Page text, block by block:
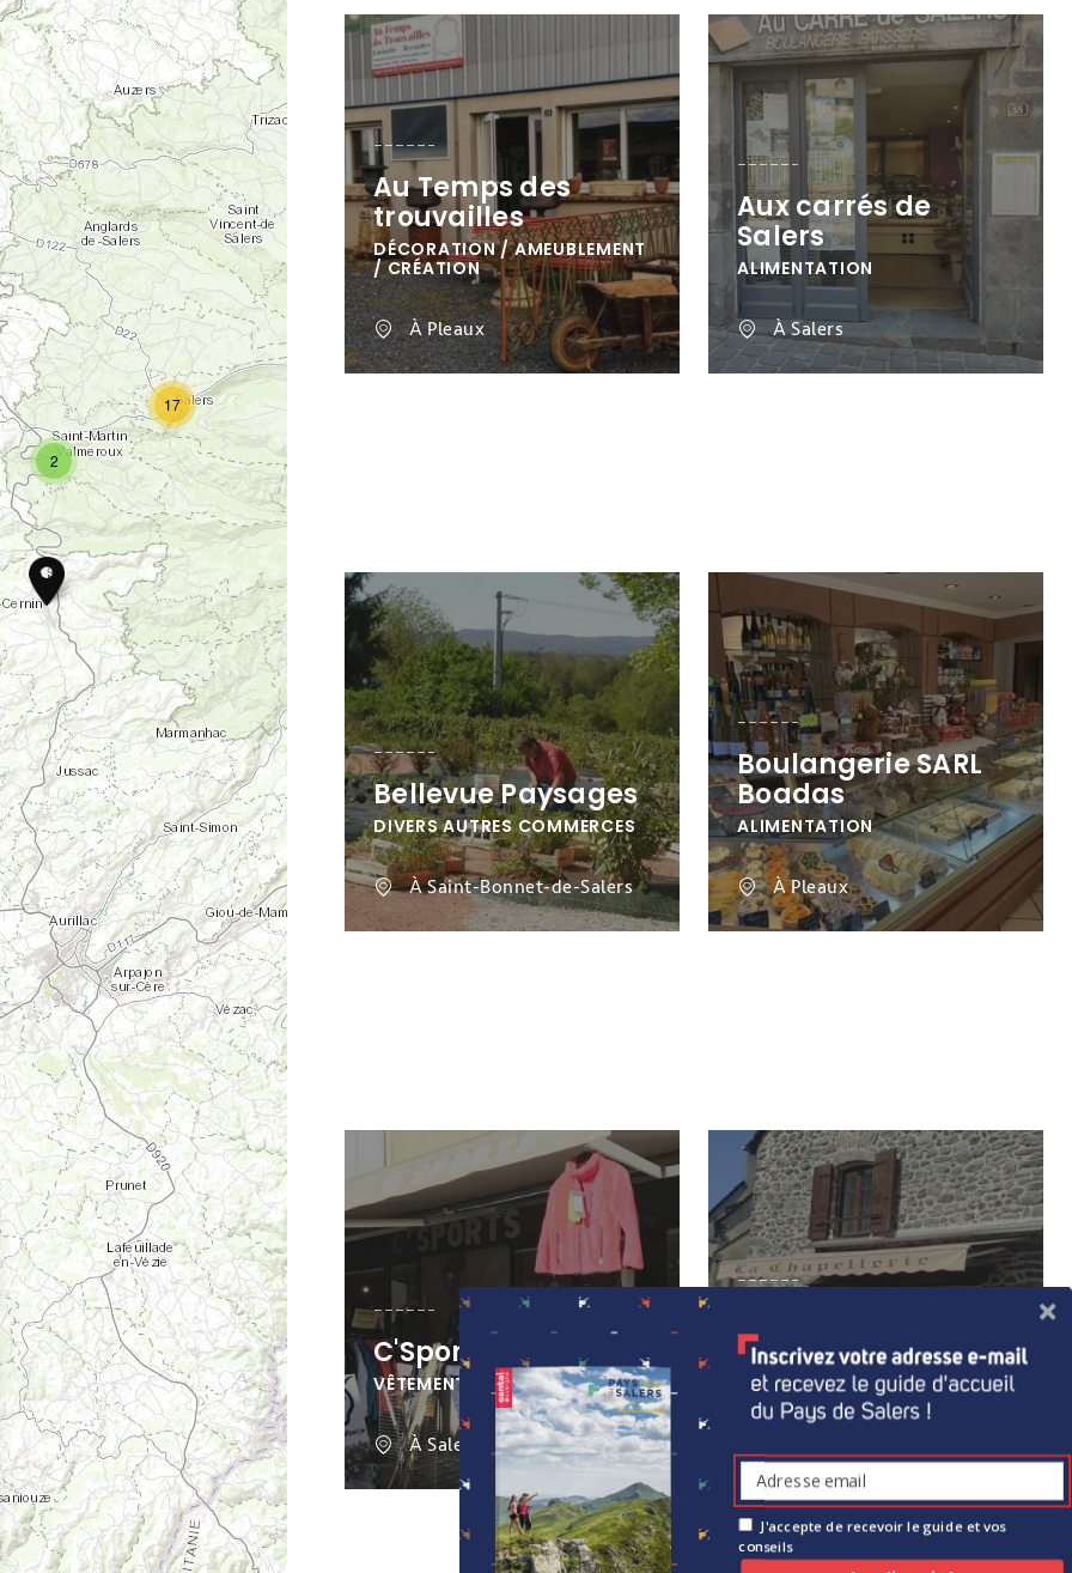
2
17
Au Temps des
trouvailles
DÉCORATION / AMEUBLEMENT
/ CRÉATION
À Pleaux
Aux carrés de
Salers
ALIMENTATION
À Salers
Bellevue Paysages
DIVERS AUTRES COMMERCES
À Saint-Bonnet-de-Salers
Boulangerie SARL
Boadas
ALIMENTATION
À Pleaux
C'Sports
VÊTEMENTS ET ACCESSOIRES
À Salers
temps jadis
DIVERS AUTRES COMMERCES
J'accepte de recevoir le guide et vos
conseils